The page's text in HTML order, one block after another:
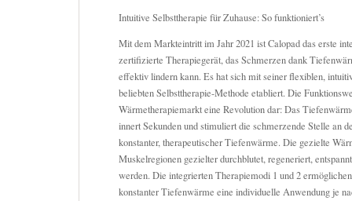
Intuitive Selbsttherapie für Zuhause: So funktioniert’s
Mit dem Markteintritt im Jahr 2021 ist Calopad das erste
zertifizierte Therapiegerät, das Schmerzen dank
effektiv lindern kann. Es hat sich mit seiner flexiblen,
beliebten Selbsttherapie-Methode etabliert. Die
Wärmetherapiemarkt eine Revolution dar: Das
innert Sekunden und stimuliert die schmerzende Stelle an
konstanter, therapeutischer Tiefenwärme. Die gezielte
Muskelregionen gezielter durchblutet, regeneriert,
werden. Die integrierten Therapiemodi 1 und 2
konstanter Tiefenwärme eine individuelle Anwendung je